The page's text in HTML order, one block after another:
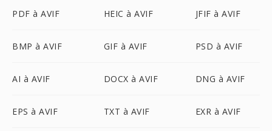
PDF à AVIF HEIC à AVIF JFIF à AVIF
BMP à AVIF GIF à AVIF PSD à AVIF
AI à AVIF DOCX à AVIF DNG à AVIF
EPS à AVIF TXT à AVIF EXR à AVIF